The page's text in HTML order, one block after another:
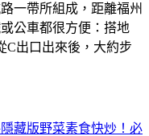
一帶所組成，距離福州
公車都很方便：搭地
C出口出來後，大約步
藏版野菜素食快炒！必